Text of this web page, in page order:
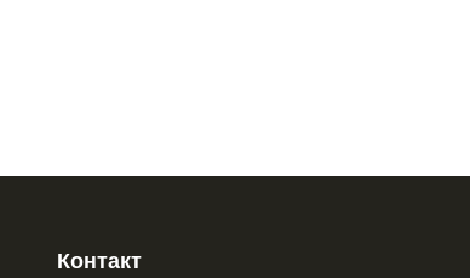
Контакт